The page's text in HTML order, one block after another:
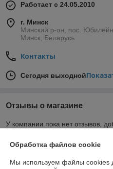
Работает с 24.05.2010
г. Минск
Минский р-он, пос.
Минск, Беларусь
Контакты
Сегодня выходной
Отзывы о магазине
У компании пока нет отзывов,
Обработка файлов cookie
Мы используем файлы cookies